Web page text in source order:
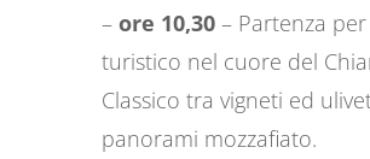
– ore 10,30 – Partenza
turistico nel cuore del
Classico tra vigneti ed
panorami mozzafiato.